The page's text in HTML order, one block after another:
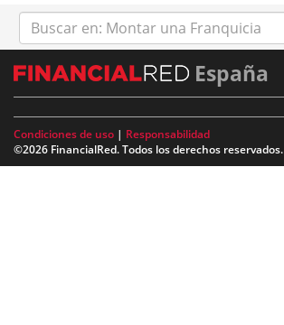
Buscar
en:
España
Condiciones de uso | Responsabilidad
©2026 FinancialRed. Todos los derechos reservados.